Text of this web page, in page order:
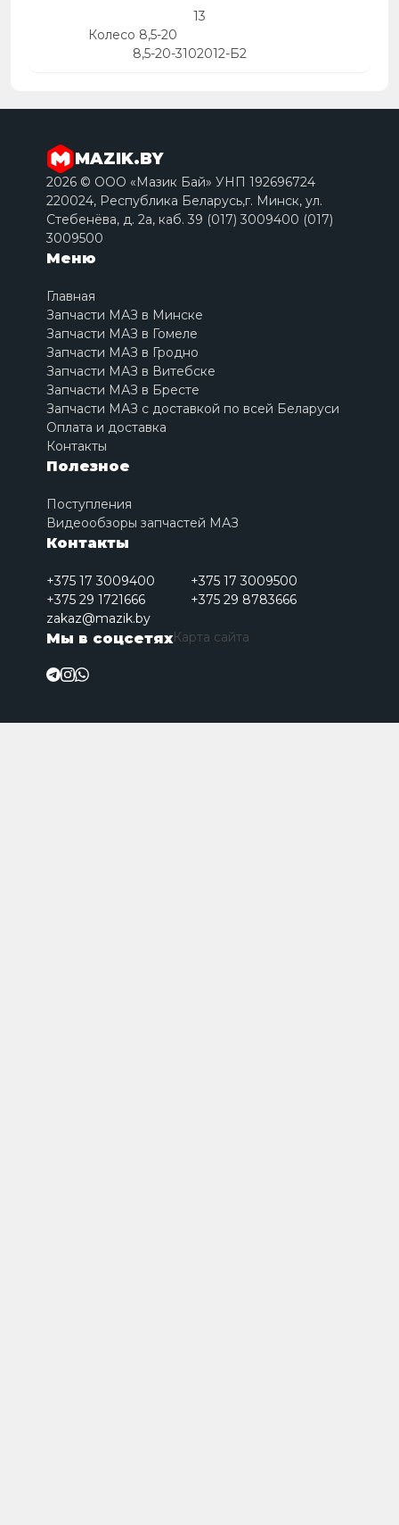
13
Колесо 8,5-20
8,5-20-3102012-Б2
MAZIK.BY
2026 © ООО «Мазик Бай» УНП 192696724
220024, Республика Беларусь,г. Минск, ул.
Стебенёва, д. 2a, каб. 39 (017) 3009400 (017)
3009500
Меню
Главная
Запчасти МАЗ в Минске
Запчасти МАЗ в Гомеле
Запчасти МАЗ в Гродно
Запчасти МАЗ в Витебске
Запчасти МАЗ в Бресте
Запчасти МАЗ с доставкой по всей Беларуси
Оплата и доставка
Контакты
Полезное
Поступления
Видеообзоры запчастей МАЗ
Контакты
+375 17 3009400
+375 17 3009500
+375 29 1721666
+375 29 8783666
zakaz@mazik.by
Мы в соцсетяхКарта сайта